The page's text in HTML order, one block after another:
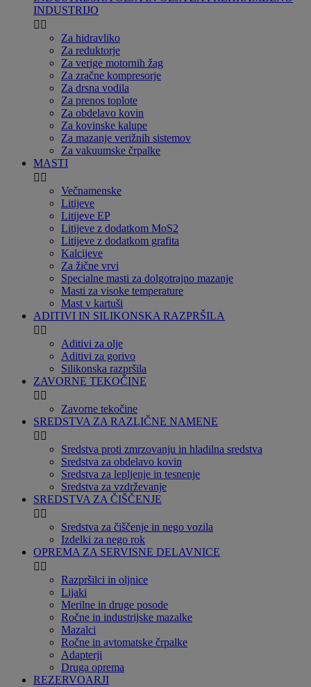
INDUSTRIJO
 
Za hidravliko
Za reduktorje
Za verige motornih žag
Za zračne kompresorje
Za drsna vodila
Za prenos toplote
Za obdelavo kovin
Za kovinske kalupe
Za mazanje verižnih sistemov
Za vakuumske črpalke
MASTI
 
Večnamenske
Litijeve
Litijeve EP
Litijeve z dodatkom MoS2
Litijeve z dodatkom grafita
Kalcijeve
Za žične vrvi
Specialne masti za dolgotrajno mazanje
Masti za visoke temperature
Mast v kartuši
ADITIVI IN SILIKONSKA RAZPRŠILA
 
Aditivi za olje
Aditivi za gorivo
Silikonska razpršila
ZAVORNE TEKOČINE
 
Zavorne tekočine
SREDSTVA ZA RAZLIČNE NAMENE
 
Sredstva proti zmrzovanju in hladilna sredstva
Sredstva za obdelavo kovin
Sredstva za lepljenje in tesnenje
Sredstva za vzdrževanje
SREDSTVA ZA ČIŠČENJE
 
Sredstva za čiščenje in nego vozila
Izdelki za nego rok
OPREMA ZA SERVISNE DELAVNICE
 
Razpršilci in oljnice
Lijaki
Merilne in druge posode
Ročne in industrijske mazalke
Mazalci
Ročne in avtomatske črpalke
Adapterji
Druga oprema
REZERVOARJI